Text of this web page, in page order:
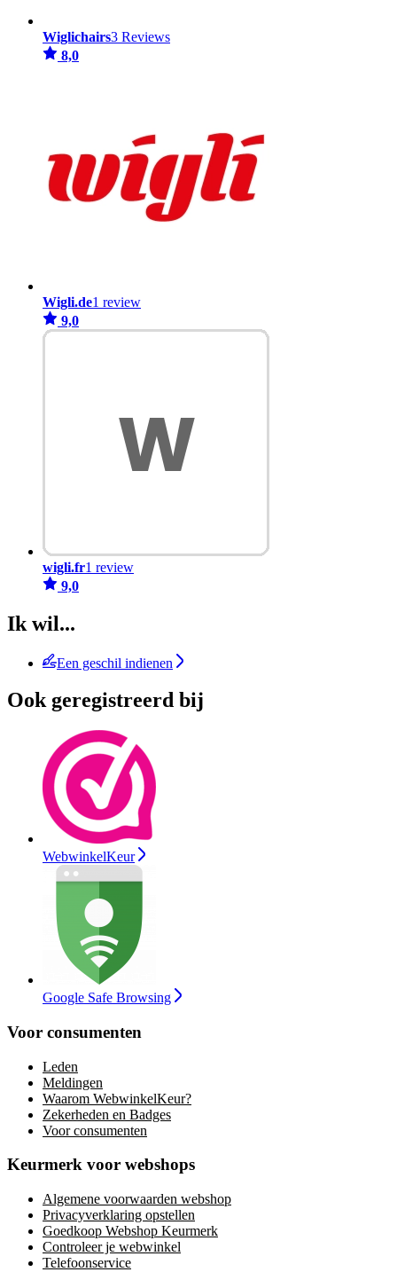
Wiglichairs3 Reviews
8,0
Wigli.de1 review
9,0
wigli.fr1 review
9,0
Ik wil...
Een geschil indienen
Ook geregistreerd bij
WebwinkelKeur
Google Safe Browsing
Voor consumenten
Leden
Meldingen
Waarom WebwinkelKeur?
Zekerheden en Badges
Voor consumenten
Keurmerk voor webshops
Algemene voorwaarden webshop
Privacyverklaring opstellen
Goedkoop Webshop Keurmerk
Controleer je webwinkel
Telefoonservice